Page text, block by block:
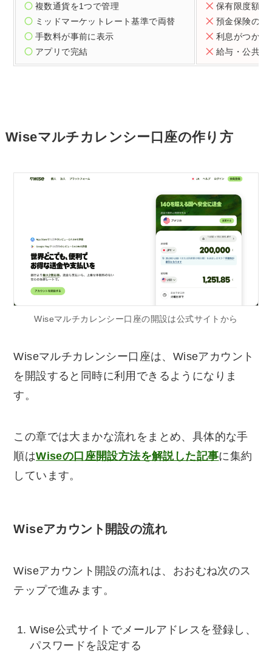
複数通貨を1つで管理
ミッドマーケットレート基準で両替
手数料が事前に表示
アプリで完結
保有限度額は
預金保険の対
利息がつかな
給与・公共料
Wiseマルチカレンシー口座の作り方
Wiseマルチカレンシー口座の開設は公式サイトから
Wiseマルチカレンシー口座は、Wiseアカウント
を開設すると同時に利用できるようになりま
す。
この章では大まかな流れをまとめ、具体的な手
順はWiseの口座開設方法を解説した記事に集約
しています。
Wiseアカウント開設の流れ
Wiseアカウント開設の流れは、おおむね次のス
テップで進みます。
Wise公式サイトでメールアドレスを登録し、
パスワードを設定する